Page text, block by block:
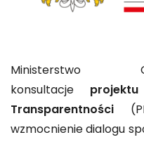
Ministerstwo
konsultacje
Transparentności
wzmocnienie dialogu